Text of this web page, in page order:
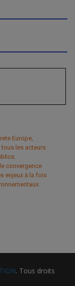
Europe,
tous les acteurs
convergence
enjeux à la fois
. Tous droits